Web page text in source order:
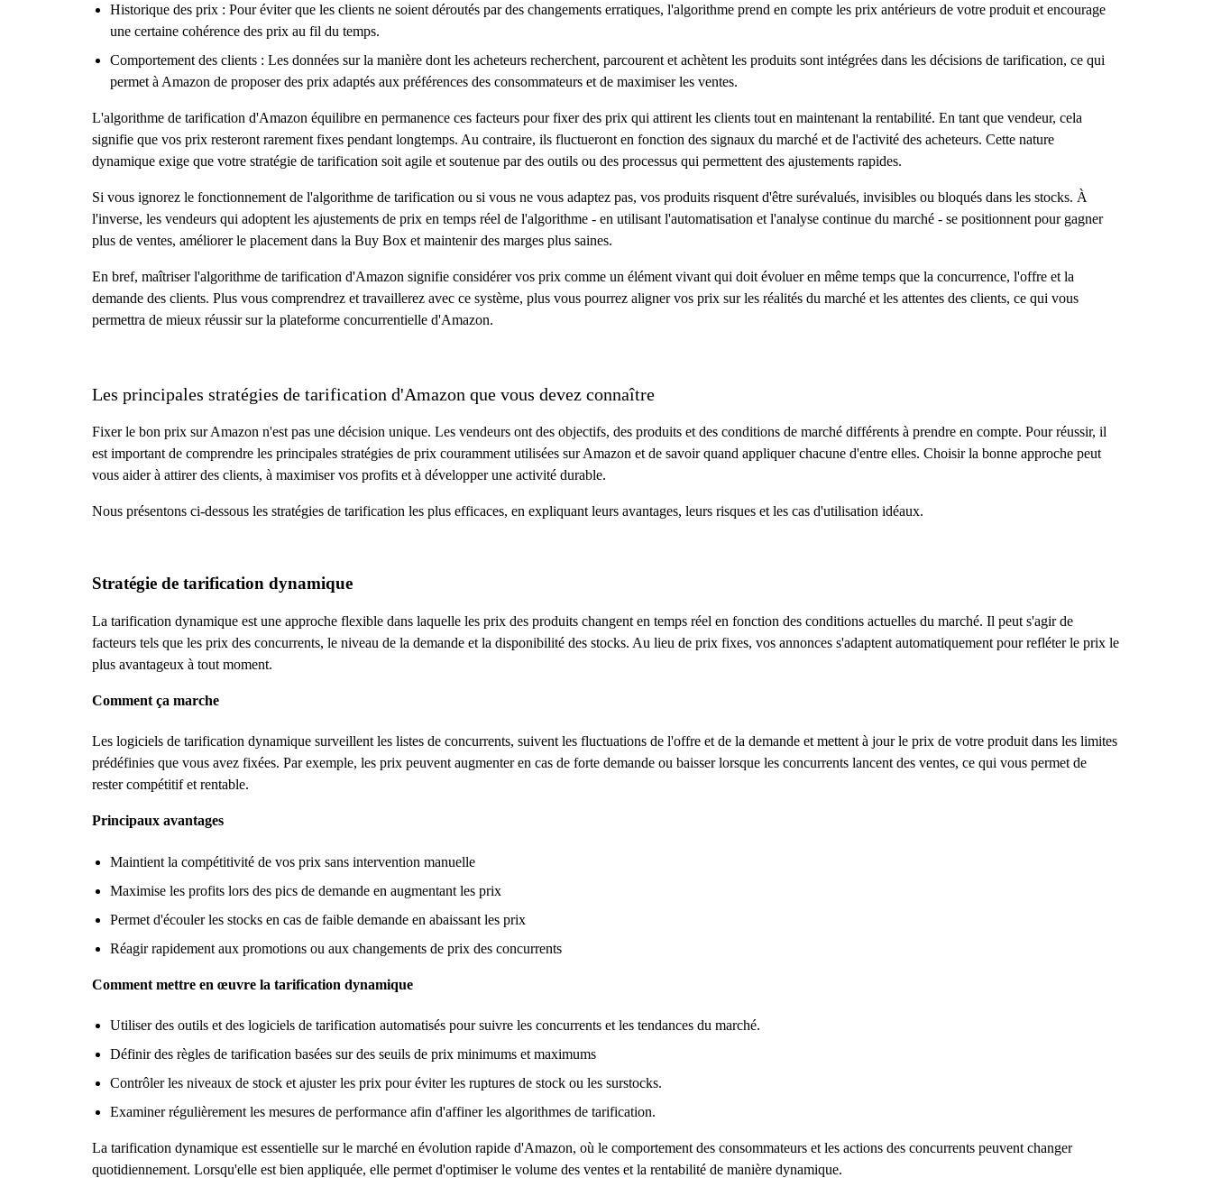
Historique des prix : Pour éviter que les clients ne soient déroutés par des changements erratiques, l'algorithme prend en compte les prix antérieurs de votre produit et encourage
une certaine cohérence des prix au fil du temps.
Comportement des clients : Les données sur la manière dont les acheteurs recherchent, parcourent et achètent les produits sont intégrées dans les décisions de tarification, ce qui
permet à Amazon de proposer des prix adaptés aux préférences des consommateurs et de maximiser les ventes.
L'algorithme de tarification d'Amazon équilibre en permanence ces facteurs pour fixer des prix qui attirent les clients tout en maintenant la rentabilité. En tant que vendeur, cela
signifie que vos prix resteront rarement fixes pendant longtemps. Au contraire, ils fluctueront en fonction des signaux du marché et de l'activité des acheteurs. Cette nature
dynamique exige que votre stratégie de tarification soit agile et soutenue par des outils ou des processus qui permettent des ajustements rapides.
Si vous ignorez le fonctionnement de l'algorithme de tarification ou si vous ne vous adaptez pas, vos produits risquent d'être surévalués, invisibles ou bloqués dans les stocks. À
l'inverse, les vendeurs qui adoptent les ajustements de prix en temps réel de l'algorithme - en utilisant l'automatisation et l'analyse continue du marché - se positionnent pour gagner
plus de ventes, améliorer le placement dans la Buy Box et maintenir des marges plus saines.
En bref, maîtriser l'algorithme de tarification d'Amazon signifie considérer vos prix comme un élément vivant qui doit évoluer en même temps que la concurrence, l'offre et la
demande des clients. Plus vous comprendrez et travaillerez avec ce système, plus vous pourrez aligner vos prix sur les réalités du marché et les attentes des clients, ce qui vous
permettra de mieux réussir sur la plateforme concurrentielle d'Amazon.
Les principales stratégies de tarification d'Amazon que vous devez connaître
Fixer le bon prix sur Amazon n'est pas une décision unique. Les vendeurs ont des objectifs, des produits et des conditions de marché différents à prendre en compte. Pour réussir, il
est important de comprendre les principales stratégies de prix couramment utilisées sur Amazon et de savoir quand appliquer chacune d'entre elles. Choisir la bonne approche peut
vous aider à attirer des clients, à maximiser vos profits et à développer une activité durable.
Nous présentons ci-dessous les stratégies de tarification les plus efficaces, en expliquant leurs avantages, leurs risques et les cas d'utilisation idéaux.
Stratégie de tarification dynamique
La tarification dynamique est une approche flexible dans laquelle les prix des produits changent en temps réel en fonction des conditions actuelles du marché. Il peut s'agir de
facteurs tels que les prix des concurrents, le niveau de la demande et la disponibilité des stocks. Au lieu de prix fixes, vos annonces s'adaptent automatiquement pour refléter le prix le
plus avantageux à tout moment.
Comment ça marche
Les logiciels de tarification dynamique surveillent les listes de concurrents, suivent les fluctuations de l'offre et de la demande et mettent à jour le prix de votre produit dans les limites
prédéfinies que vous avez fixées. Par exemple, les prix peuvent augmenter en cas de forte demande ou baisser lorsque les concurrents lancent des ventes, ce qui vous permet de
rester compétitif et rentable.
Principaux avantages
Maintient la compétitivité de vos prix sans intervention manuelle
Maximise les profits lors des pics de demande en augmentant les prix
Permet d'écouler les stocks en cas de faible demande en abaissant les prix
Réagir rapidement aux promotions ou aux changements de prix des concurrents
Comment mettre en œuvre la tarification dynamique
Utiliser des outils et des logiciels de tarification automatisés pour suivre les concurrents et les tendances du marché.
Définir des règles de tarification basées sur des seuils de prix minimums et maximums
Contrôler les niveaux de stock et ajuster les prix pour éviter les ruptures de stock ou les surstocks.
Examiner régulièrement les mesures de performance afin d'affiner les algorithmes de tarification.
La tarification dynamique est essentielle sur le marché en évolution rapide d'Amazon, où le comportement des consommateurs et les actions des concurrents peuvent changer
quotidiennement. Lorsqu'elle est bien appliquée, elle permet d'optimiser le volume des ventes et la rentabilité de manière dynamique.